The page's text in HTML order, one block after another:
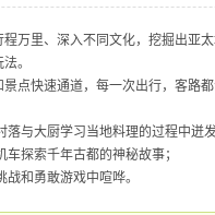
万里、深入不同文化，挖掘出亚
。
点快速通道，每一次出行，客路
落与大厨学习当地料理的过程中迸
探索千年古都的神秘故事；
和勇敢游戏中喧哗。